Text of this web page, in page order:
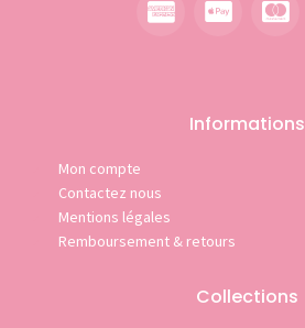
Informations
Mon compte
Contactez nous
Mentions légales
Remboursement & retours
Collections